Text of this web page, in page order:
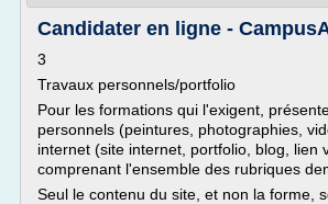
Candidater en ligne -
3
Travaux personnels/portfolio
Pour les formations qui l'exigent,
personnels (peintures, photographies,
internet (site internet, portfolio, blog, lien
comprenant l'ensemble des rubriques
Seul le contenu du site, et non la forme,